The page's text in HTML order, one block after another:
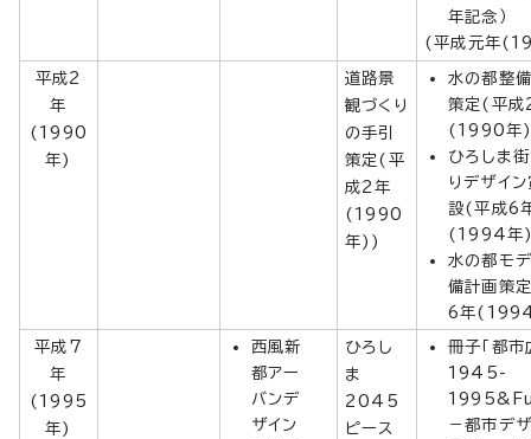
年記念）
(平成元年
平成2
年
(1990
年)
道路景
観づくり
の手引
策定(平
成2年
(1990
年))
水の都整
策定(平成
(1990年
ひろしま
りデザイ
設(平成6
(1994
水の都モ
備計画策
6年
平成7
年
(1995
年)
西風新
都アー
バンデ
ザイン
ひろし
ま
2045
ピース
冊子「都市
1945-
－都市デ